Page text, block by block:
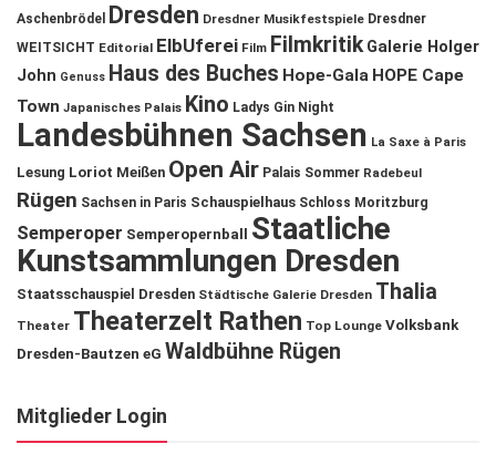
Aschenbrödel
Dresden Dresdner Musikfestspiele Dresdner
WEITSICHT Editorial ElbUferei Film Filmkritik Galerie Holger
John Genuss Haus des Buches Hope-Gala HOPE Cape
Town Japanisches Palais Kino Ladys Gin Night
Landesbühnen Sachsen La Saxe à Paris
Lesung Loriot Meißen Open Air Palais Sommer Radebeul
Rügen Sachsen in Paris Schauspielhaus Schloss Moritzburg
Semperoper Semperopernball
Staatliche
Kunstsammlungen Dresden
Staatsschauspiel Dresden Städtische Galerie Dresden Thalia
Theater Theaterzelt Rathen Top Lounge Volksbank
Dresden-Bautzen eG Waldbühne Rügen
Mitglieder Login